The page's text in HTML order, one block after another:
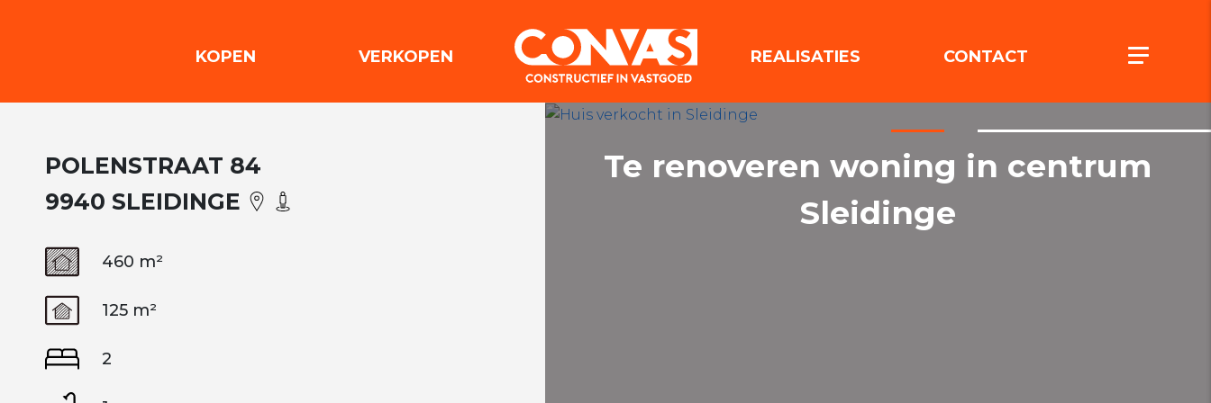
KOPEN VERKOPEN (VERKOPEN) REALISATIES(REALISATIES)CONTACT(CONTACT) Toggle
POLENSTRAAT 84
9940 SLEIDINGE
460 m²
125 m²
2
Te renoveren woning in centrum
Sleidinge